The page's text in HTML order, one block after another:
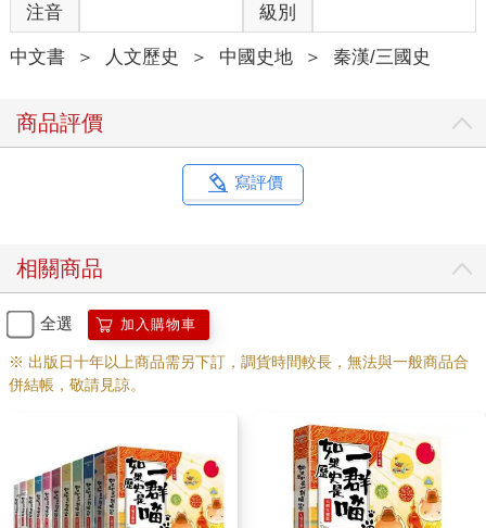
注音 級別
中文書 ＞ 人文歷史 ＞ 中國史地 ＞ 秦漢/三國史
商品評價
寫評價
相關商品
全選 加入購物車
※ 出版日十年以上商品需另下訂，調貨時間較長，無法與一般商品合
併結帳，敬請見諒。